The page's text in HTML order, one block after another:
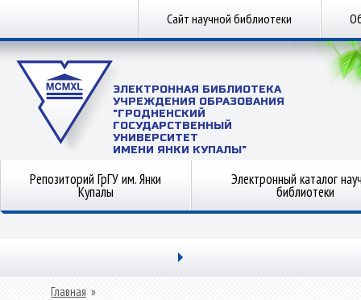
Сайт научной библиотеки
ЭЛЕКТРОННАЯ БИБЛИОТЕКА
УЧРЕЖДЕНИЯ ОБРАЗОВАНИЯ
"ГРОДНЕНСКИЙ
ГОСУДАРСТВЕННЫЙ
УНИВЕРСИТЕТ
ИМЕНИ ЯНКИ КУПАЛЫ"
Репозиторий ГрГУ им. Янки
Купалы
Электронный каталог
библиотеки
Главная »